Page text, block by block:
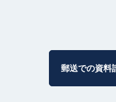
郵送での資料